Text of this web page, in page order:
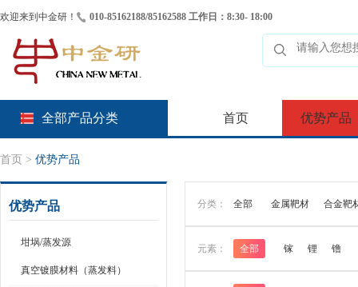
欢迎来到中金研！ 010-85162188/85162588 工作日：8:30- 18:00
全部产品分类 首页 优势产品
首页 > 优势产品
优势产品
坩埚/蒸发源
真空镀膜材料（蒸发料）
分类： 全部 金属靶材 合金靶
元素： 全部 镓 锂 镥